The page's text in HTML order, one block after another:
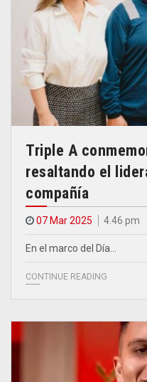
Triple A
resaltando el
compañía
07 Mar 2025 4.46 pm
En el marco del Día…
CONTINUE READING